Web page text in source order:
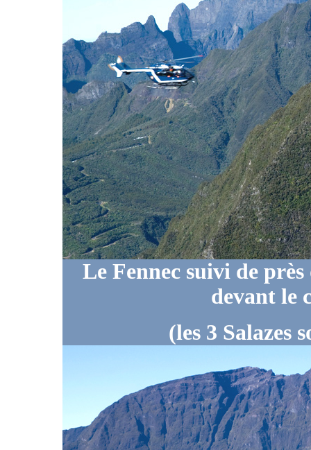
Le Fennec suivi de
devant le
(les 3 Salazes